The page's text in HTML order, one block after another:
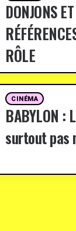
DONJONS
RÔLE
CINÉMA
BABYLON :
surtout pas